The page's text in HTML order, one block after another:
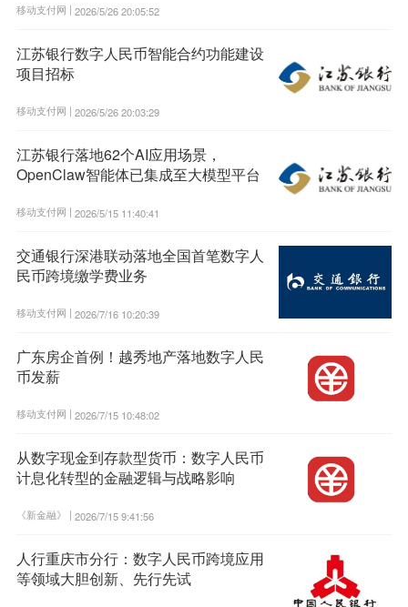
移动支付网 | 2026/5/26 20:05:52
江苏银行数字人民币智能合约功能建设
项目招标
移动支付网 | 2026/5/26 20:03:29
江苏银行落地62个AI应用场景，
OpenClaw智能体已集成至大模型平台
移动支付网 | 2026/5/15 11:40:41
交通银行深港联动落地全国首笔数字人
民币跨境缴学费业务
移动支付网 | 2026/7/16 10:20:39
广东房企首例！越秀地产落地数字人民
币发薪
移动支付网 | 2026/7/15 10:48:02
从数字现金到存款型货币：数字人民币
计息化转型的金融逻辑与战略影响
《新金融》 | 2026/7/15 9:41:56
人行重庆市分行：数字人民币跨境应用
等领域大胆创新、先行先试